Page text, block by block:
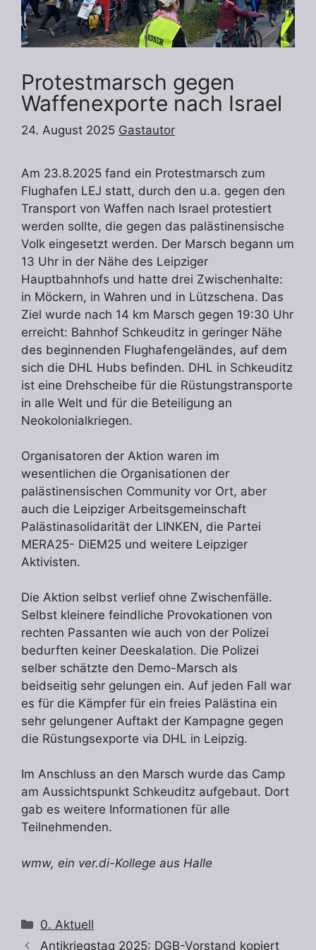
Protestmarsch gegen
Waffenexporte nach Israel
24. August 2025 Gastautor
Am 23.8.2025 fand ein Protestmarsch zum
Flughafen LEJ statt, durch den u.a. gegen den
Transport von Waffen nach Israel protestiert
werden sollte, die gegen das palästinensische
Volk eingesetzt werden. Der Marsch begann um
13 Uhr in der Nähe des Leipziger
Hauptbahnhofs und hatte drei Zwischenhalte:
in Möckern, in Wahren und in Lützschena. Das
Ziel wurde nach 14 km Marsch gegen 19:30 Uhr
erreicht: Bahnhof Schkeuditz in geringer Nähe
des beginnenden Flughafengeländes, auf dem
sich die DHL Hubs befinden. DHL in Schkeuditz
ist eine Drehscheibe für die Rüstungstransporte
in alle Welt und für die Beteiligung an
Neokolonialkriegen.
Organisatoren der Aktion waren im
wesentlichen die Organisationen der
palästinensischen Community vor Ort, aber
auch die Leipziger Arbeitsgemeinschaft
Palästinasolidarität der LINKEN, die Partei
MERA25- DiEM25 und weitere Leipziger
Aktivisten.
Die Aktion selbst verlief ohne Zwischenfälle.
Selbst kleinere feindliche Provokationen von
rechten Passanten wie auch von der Polizei
bedurften keiner Deeskalation. Die Polizei
selber schätzte den Demo-Marsch als
beidseitig sehr gelungen ein. Auf jeden Fall war
es für die Kämpfer für ein freies Palästina ein
sehr gelungener Auftakt der Kampagne gegen
die Rüstungsexporte via DHL in Leipzig.
Im Anschluss an den Marsch wurde das Camp
am Aussichtspunkt Schkeuditz aufgebaut. Dort
gab es weitere Informationen für alle
Teilnehmenden.
wmw, ein ver.di-Kollege aus Halle
Kategorien
0. Aktuell
Antikriegstag 2025: DGB-Vorstand kopiert